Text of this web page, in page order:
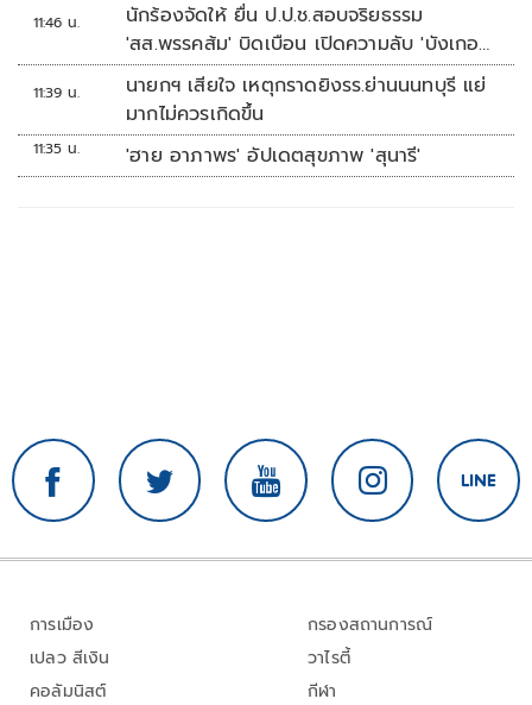
11:46 น.
นักร้องจัดให้ ยื่น ป.ป.ช.สอบจริยธรรม
'สส.พรรคส้ม' บิดเบือน เปิดความลับ 'บังเกอร์
ทหาร'
11:39 น.
นายกฯ เสียใจ เหตุกราดยิงรร.ย่านนนทบุรี แย่
มากไม่ควรเกิดขึ้น
11:35 น. 'ฮาย อาภาพร' อัปเดตสุขภาพ 'สุนารี'
การเมือง
เปลว สีเงิน
คอลัมนิสต์
กรองสถานการณ์
วาไรตี้
กีฬา